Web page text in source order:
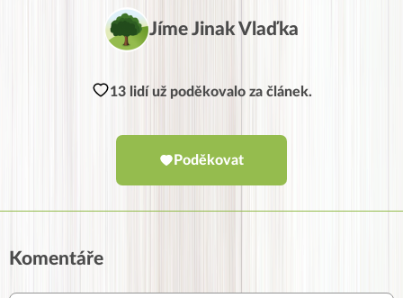
Jíme Jinak Vlaďka
13 lidí už poděkovalo za článek.
Poděkovat
Komentáře